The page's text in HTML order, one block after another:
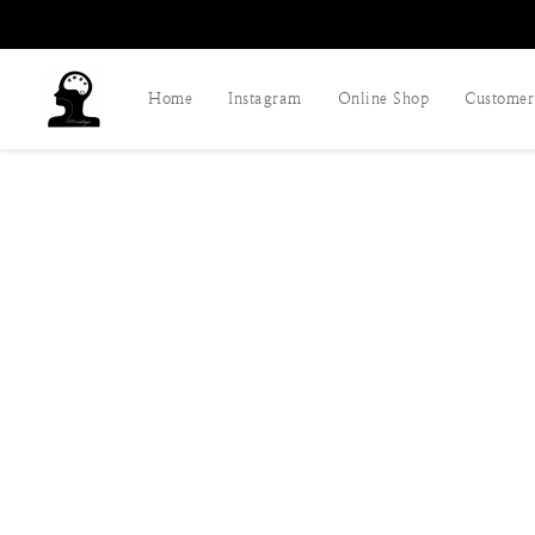
Home Instagram Online Shop